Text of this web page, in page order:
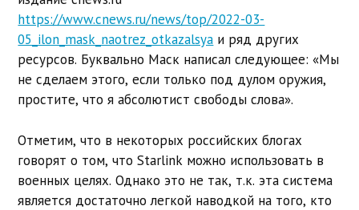
https://www.cnews.ru/news/top/2022-03-
05_ilon_mask_naotrez_otkazalsya и ряд других
ресурсов. Буквально Маск написал следующее: «Мы
не сделаем этого, если только под дулом оружия,
простите, что я абсолютист свободы слова».
Отметим, что в некоторых российских блогах
говорят о том, что Starlink можно использовать в
военных целях. Однако это не так, т.к. эта система
является достаточно легкой наводкой на того, кто